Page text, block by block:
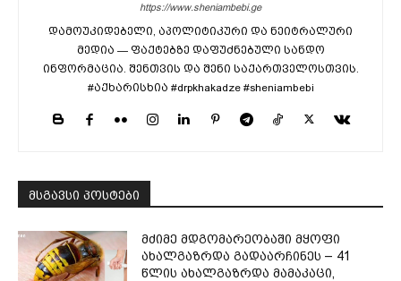
https://www.sheniambebi.ge
დამოუკიდებელი, აპოლიტიკური და ნეიტრალური
მედია — ფაქტებზე დაფუძნებული სანდო
ინფორმაცია. შენთვის და შენი საქართველოსთვის.
#აქხარისხია #drpkhakadze #sheniambebi
მსგავსი პოსტები
მძიმე მდგომარეობაში მყოფი
ახალგაზრდა გადაარჩინეს – 41
წლის ახალგაზრდა მამაკაცი,